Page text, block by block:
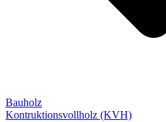
Bauholz
Kontruktionsvollholz (KVH)